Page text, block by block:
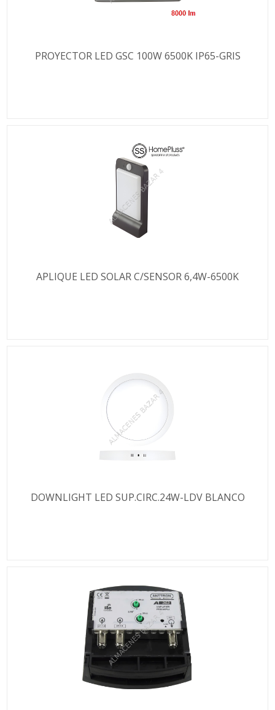
PROYECTOR LED GSC 100W 6500K IP65-GRIS
APLIQUE LED SOLAR C/SENSOR 6,4W-6500K
DOWNLIGHT LED SUP.CIRC.24W-LDV BLANCO